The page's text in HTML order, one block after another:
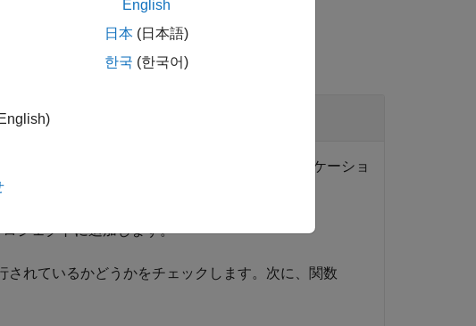
ス
の場所を指定して、パッケージ化されたアプリケーショ
ジェクトに追加します。
されているかどうかをチェックします。次に、関数
English
日本 (日本語)
한국 (한국어)